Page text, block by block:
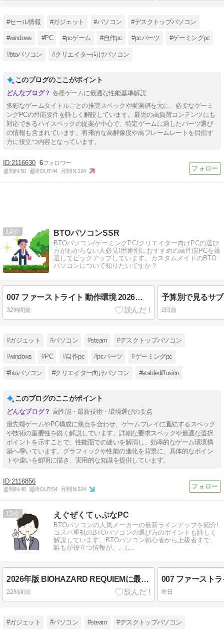
#セール情報 #ガジェット #パソコン #デスクトップパソコン
#windows #PC #pcゲーム #自作pc #pcパーツ #ゲーミングpc
#btoパソコン #クリエイター向けパソコン
このブログのここがポイント
各種ゲームに最適な性能基準解説
多彩なゲームタイトルごとの推奨スペックや実測値を元に、必要なゲーミ
ングPCの性能要件を詳しく解説しています。最近の高負荷コンテンツにも
対応できるハイスペックの提案が中心で、特定ゲームに適したパーツ選び
の情報も含まれています。将来的な高解像度や高フレームレートを目指す
方に役立つ内容となっています。
2116630 6
週間IN:50 週間OUT:44 月間IN:224
14 BTOパソコンSSR
BTOパソコン/ゲーミングPC/クリエイター向けPCの選び
方がわからない人必見!用途別におすすめの高性能PCを厳
選してピックアップしています。カスタムメイドのBTO
パソコンについて知りたいですか？
007 ファーストライト 動作環境 2026年最新PCで失敗しない選択
32時間前 2日前
#ガジェット #パソコン #steam #デスクトップパソコン
#windows #PC #自作pc #pcパーツ #ゲーミングpc
#btoパソコン #クリエイター向けパソコン #stablediffusion
このブログのここがポイント
高性能・最新技術・環境選びの要点
最先端ゲームやPC構成に焦点を合わせ、ゲームプレイに直結するスペック
や技術の重要性を鋭く解説しています。詳細な要求スペックや最適な選択
ポイントを示すことで、性能面での迷いを解消し、効率的なゲーム環境構
築へ導いています。グラフィックや性能の進化を背景に、具体的なポイン
トや違いを鮮明に描き、実用的な知識を提供しています。
2116856
週間IN:48 週間OUT:54 月間IN:224
15 えぐぜくてぃぶなPC
BTOパソコンの人気メーカーの最新ラインアップを紹介!
コスパ重視のBTOパソコンの選び方のポイントも詳しく
解説しています。BTOパソコン初心者から上級者まで、
誰もが役立つ情報がここに。
2026年版 BIOHAZARD REQUIEMに最適なゲーミングPC選び方
22時間前 昨日
#ガジェット #パソコン #steam #デスクトップパソコン